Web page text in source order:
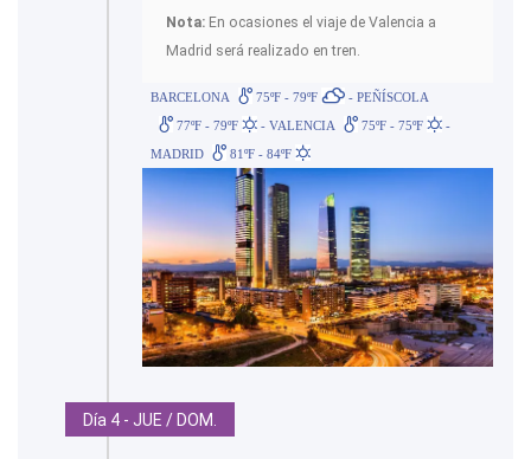
Nota: En ocasiones el viaje de Valencia a
Madrid será realizado en tren.
BARCELONA 75ºF - 79ºF
- PEÑÍSCOLA
77ºF - 79ºF
- VALENCIA 75ºF - 75ºF
-
MADRID
81ºF - 84ºF
Día 4 - JUE / DOM.